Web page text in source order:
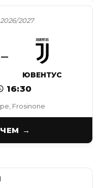
Frosinone
2027
ЮВЕНТУС
16:30